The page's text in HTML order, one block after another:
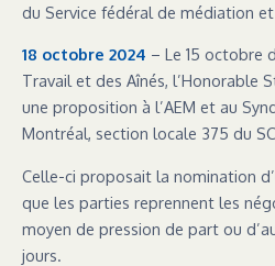
du Service fédéral de médiation
18 octobre 2024 – Le 15 octobre
Travail et des Aînés, l’Honorable
une proposition à l’AEM et au
Montréal, section locale 375 du
Celle-ci proposait la nomination
que les parties reprennent les
moyen de pression de part ou
jours.